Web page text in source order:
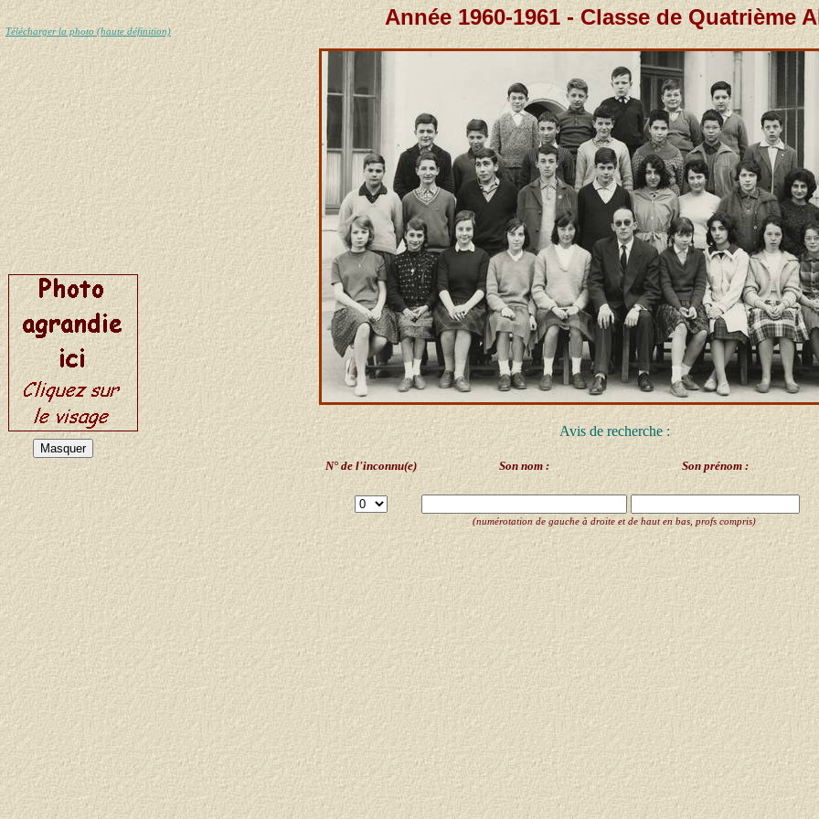
Télécharger la photo (haute définition)
Année 1960-1961 - Classe de Quatrième
Avis de recherche :
N° de l'inconnu(e) Son nom : Son prénom :
(numérotation de gauche à droite et de haut en bas, profs compris)